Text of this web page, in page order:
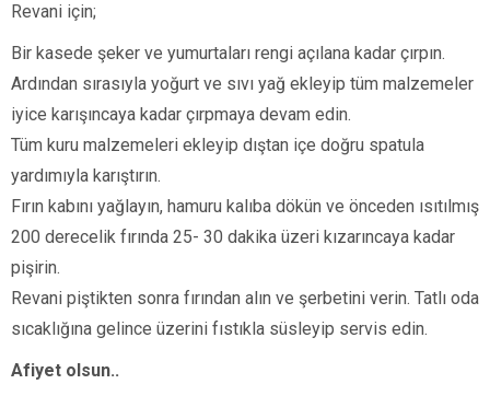
Revani için;
Bir kasede şeker ve yumurtaları rengi açılana kadar çırpın.
Ardından sırasıyla yoğurt ve sıvı yağ ekleyip tüm malzemeler
iyice karışıncaya kadar çırpmaya devam edin.
Tüm kuru malzemeleri ekleyip dıştan içe doğru spatula
yardımıyla karıştırın.
Fırın kabını yağlayın, hamuru kalıba dökün ve önceden ısıtılmış
200 derecelik fırında 25- 30 dakika üzeri kızarıncaya kadar
pişirin.
Revani piştikten sonra fırından alın ve şerbetini verin. Tatlı oda
sıcaklığına gelince üzerini fıstıkla süsleyip servis edin.
Afiyet olsun..